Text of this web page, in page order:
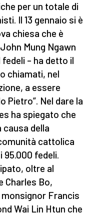
per un totale di
Il 13 gennaio si è
chiesa che è
Mung Ngawn
fedeli – ha detto il
chiamati, nel
a essere
Pietro”. Nel dare la
ha spiegato che
causa della
cattolica
95.000 fedeli.
oltre al
Charles Bo,
monsignor Francis
Wai Lin Htun che